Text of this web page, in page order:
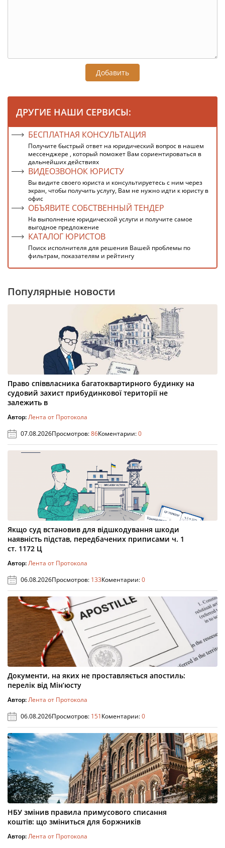
Добавить
ДРУГИЕ НАШИ СЕРВИСЫ:
БЕСПЛАТНАЯ КОНСУЛЬТАЦИЯ
Получите быстрый ответ на юридический вопрос в нашем
мессенджере , который поможет Вам сориентироваться в
дальнейших действиях
ВИДЕОЗВОНОК ЮРИСТУ
Вы видите своего юриста и консультируетесь с ним через
экран, чтобы получить услугу, Вам не нужно идти к юристу в
офис
ОБЪЯВИТЕ СОБСТВЕННЫЙ ТЕНДЕР
На выполнение юридической услуги и получите самое
выгодное предложение
КАТАЛОГ ЮРИСТОВ
Поиск исполнителя для решения Вашей проблемы по
фильтрам, показателям и рейтингу
Популярные новости
Право співвласника багатоквартирного будинку на
судовий захист прибудинкової території не
залежить в
Автор:Лента от Протокола
07.08.2026Просмотров:86Коментарии:0
Якщо суд встановив для відшкодування шкоди
наявність підстав, передбачених приписами ч. 1
ст. 1172 Ц
Автор:Лента от Протокола
06.08.2026Просмотров: 133Коментарии:0
Документи, на яких не проставляється апостиль:
перелік від Мін’юсту
Автор:Лента от Протокола
06.08.2026Просмотров: 151Коментарии:0
НБУ змінив правила примусового списання
коштів: що зміниться для боржників
Автор:Лента от Протокола